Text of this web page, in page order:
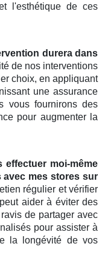
l'esthétique de ces
durera dans
de nos interventions
choix, en appliquant
une assurance
vous fournirons des
pour augmenter la
effectuer moi-même
avec messtores sur
régulier et vérifier
aider à éviter des
de partager avec
pour assister à
la longévité de vos